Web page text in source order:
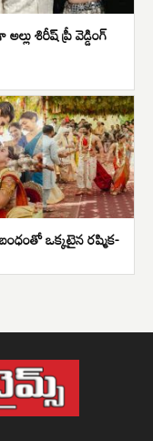
శిరీష్ ప్రీ వెడ్డింగ్
ఒక్కటైన రష్మిక-